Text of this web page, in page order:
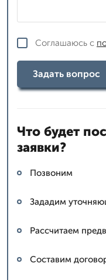
Соглашаюсь с
Задать вопрос
Что будет
заявки?
Позвоним
Зададим
Рассчитаем
Составим